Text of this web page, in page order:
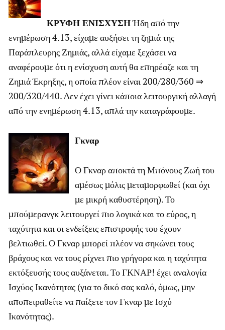
ΚΡΥΦΗ ΕΝΙΣΧΥΣΗΉδη από την
ενημέρωση 4.13, είχαμε αυξήσει τη ζημιά της
Παράπλευρης Ζημιάς, αλλά είχαμε ξεχάσει να
αναφέρουμε ότι η ενίσχυση αυτή θα επηρέαζε και τη
Ζημιά Έκρηξης, η οποία πλέον είναι 200/280/360 ⇒
200/320/440. Δεν έχει γίνει κάποια λειτουργική αλλαγή
από την ενημέρωση 4.13, απλά την καταγράφουμε.
Γκναρ
Ο Γκναρ αποκτά τη Μπόνους Ζωή του
αμέσως μόλις μεταμορφωθεί (και όχι
με μικρή καθυστέρηση). Το
μπούμερανγκ λειτουργεί πιο λογικά και το εύρος, η
ταχύτητα και οι ενδείξεις επιστροφής του έχουν
βελτιωθεί. Ο Γκναρ μπορεί πλέον να σηκώνει τους
βράχους και να τους ρίχνει πιο γρήγορα και η ταχύτητα
εκτόξευσής τους αυξάνεται. Το ΓΚΝΑΡ! έχει αναλογία
Ισχύος Ικανότητας (για το δικό σας καλό, όμως, μην
αποπειραθείτε να παίξετε τον Γκναρ με Ισχύ
Ικανότητας).